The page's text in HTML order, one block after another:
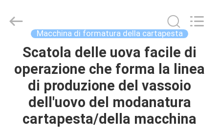
CASA
PRODOTTI
VIDEO
Molding
Equipment
Macchina di formatura della cartapesta
Scatola delle uova facile di
operazione che forma la linea
di produzione del vassoio
dell'uovo del modanatura
cartapesta/della macchina